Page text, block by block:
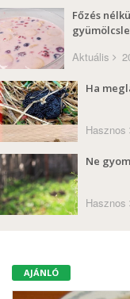
Főzés
Aktuális
Ha
Hasznos
Ne
Hasznos
AJÁNLÓ